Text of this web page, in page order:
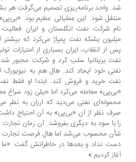
واحد برنامه‌ریزی تصمیم می‌گرفت هر بشکه
شود. این عملیاتی عظیم بود: «بی‌پی» که
بشکه نفت پمپاژ می‌کرد که بیشتر آن از
از انقلاب، ایران بسیاری از امتیازات تولید
بریتانیا سلب کرد و شرکت مجبور شد
خود ایجاد کند. هال هم به نیویورک اعزام
خرید و فروش کند. ابتدا او فقط نفت را
معامله می‌کرد اما خیلی زود سراغ
نفتی می‌دید که ارزان به نظر
نظر از آن «بی‌پی» به آن احتیاج داشت یا
با سود به دیگری بفروشد. آن زمان تجارت
محسوب می‌شد اما هال فرصت تجارت را با این
نداد و بعدها در خاطراتش گفت: «ما
کردیم.»